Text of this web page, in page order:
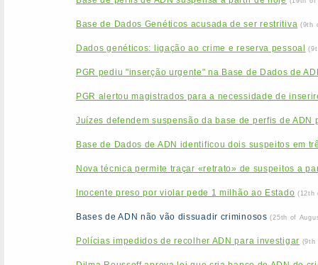
Base de Dados Genéticos acusada de ser restritiva (9th
Dados genéticos: ligação ao crime e reserva pessoal
PGR pediu "inserção urgente" na Base de Dados de
PGR alertou magistrados para a necessidade de
Juízes defendem suspensão da base de perfis de ADN
Base de Dados de ADN identificou dois suspeitos em
Nova técnica permite traçar «retrato» de suspeitos a
Inocente preso por violar pede 1 milhão ao Estado (12th
Bases de ADN não vão dissuadir criminosos(25th of
Polícias impedidos de recolher ADN para investigar (9th